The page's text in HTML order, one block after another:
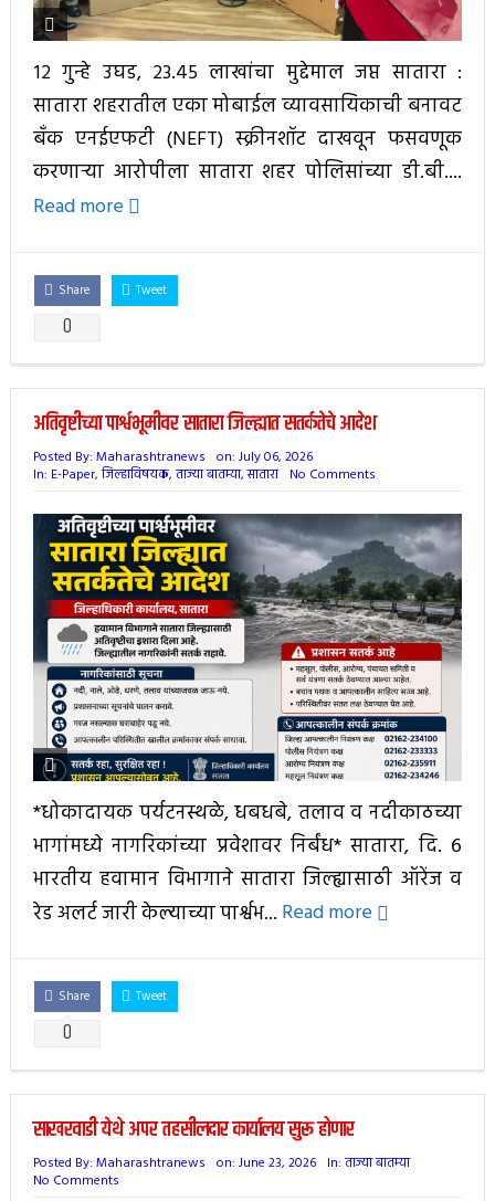
१२ गुन्हे उघड, २३.४५ लाखांचा मुद्देमाल जप्त सातारा :
सातारा शहरातील एका मोबाईल व्यावसायिकाची बनावट
बँक एनईएफटी (NEFT) स्क्रीनशॉट दाखवून फसवणूक
करणाऱ्या आरोपीला सातारा शहर पोलिसांच्या डी.बी....
Read more
Share
0
Tweet
अतिवृष्टीच्या पार्श्वभूमीवर सातारा जिल्ह्यात सतर्कतेचे आदेश
Posted By: Maharashtranews on: July 06, 2026
In: E-Paper,जिल्हाविषयक, ताज्या बातम्या,सातारा No Comments
*धोकादायक पर्यटनस्थळे, धबधबे, तलाव व नदीकाठच्या
भागांमध्ये नागरिकांच्या प्रवेशावर निर्बंध* सातारा, दि. ६
भारतीय हवामान विभागाने सातारा जिल्ह्यासाठी ऑरेंज व
रेड अलर्ट जारी केल्याच्या पार्श्वभ... Read more
Share
0
Tweet
साखरवाडी येथे अपर तहसीलदार कार्यालय सुरू होणार
Posted By: Maharashtranews on: June 23, 2026 In: ताज्या बातम्या
No Comments